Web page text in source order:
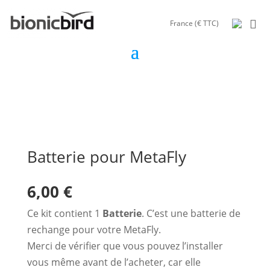
France (€ TTC)
Batterie pour MetaFly
6,00 €
Ce kit contient 1 Batterie. C’est une batterie de
rechange pour votre MetaFly.
Merci de vérifier que vous pouvez l’installer
vous même avant de l’acheter, car elle